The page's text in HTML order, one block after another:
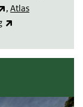
(link is external)
,Atlas